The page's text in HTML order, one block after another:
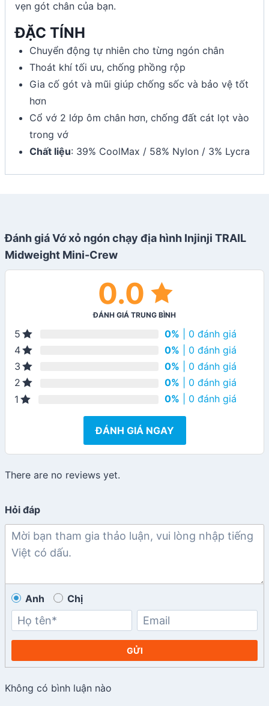
vẹn gót chân của bạn.
ĐẶC TÍNH
Chuyển động tự nhiên cho từng ngón chân
Thoát khí tối ưu, chống phồng rộp
Gia cố gót và mũi giúp chống sốc và bảo vệ tốt
hơn
Cổ vớ 2 lớp ôm chân hơn, chống đất cát lọt vào
trong vớ
Chất liệu: 39% CoolMax / 58% Nylon / 3% Lycra
Đánh giá Vớ xỏ ngón chạy địa hình Injinji TRAIL
Midweight Mini-Crew
0.0
ĐÁNH GIÁ TRUNG BÌNH
5 0% | 0 đánh giá
4
0% | 0 đánh giá
3
0% | 0 đánh giá
2
0% | 0 đánh giá
1
0% | 0 đánh giá
ĐÁNH GIÁ NGAY
There are no reviews yet.
Hỏi đáp
Anh Chị
GỬI
Không có bình luận nào